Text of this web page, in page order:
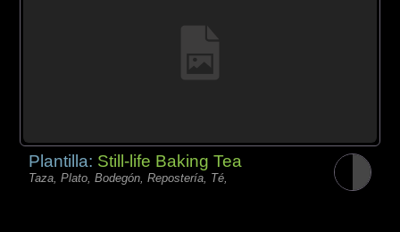
Plantilla: Still-life Baking Tea
Taza, Plato, Bodegón, Repostería, Té,